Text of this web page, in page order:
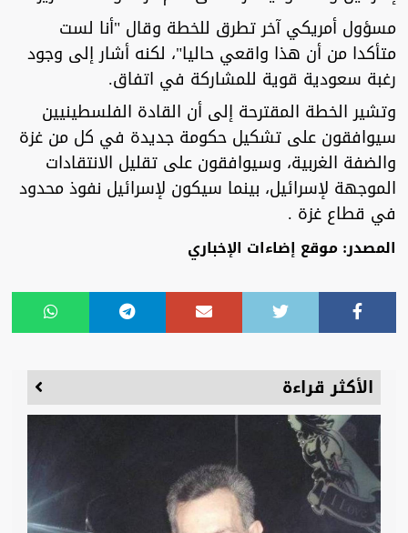
مسؤول أمريكي آخر تطرق للخطة وقال "أنا لست
متأكدا من أن هذا واقعي حاليا"، لكنه أشار إلى وجود
رغبة سعودية قوية للمشاركة في اتفاق.
وتشير الخطة المقترحة إلى أن القادة الفلسطينيين
سيوافقون على تشكيل حكومة جديدة في كل من غزة
والضفة الغربية، وسيوافقون على تقليل الانتقادات
الموجهة لإسرائيل، بينما سيكون لإسرائيل نفوذ محدود
في قطاع غزة .
المصدر: موقع إضاءات الإخباري
الأكثر قراءة